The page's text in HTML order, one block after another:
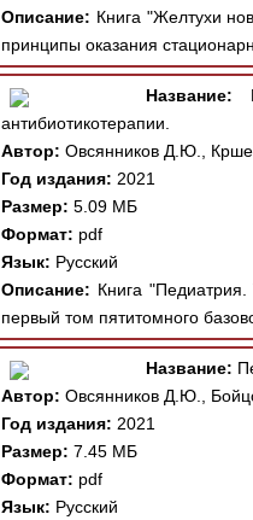
Описание: Книга "Желтухи
принципы оказания
Название:
антибиотикотерапии.
Автор: Овсянников Д.Ю.,
Год издания: 2021
Размер: 5.09 МБ
Формат: pdf
Язык: Русский
Описание: Книга
первый том пятитомного
Название:
Автор: Овсянников Д.Ю.,
Год издания: 2021
Размер: 7.45 МБ
Формат: pdf
Язык: Русский